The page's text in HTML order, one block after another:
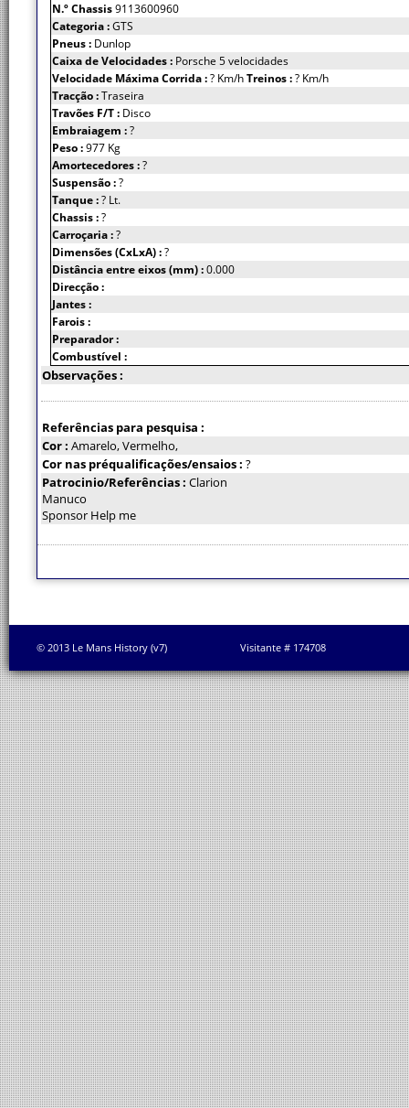
N.º Chassis9113600960
Categoria :GTS
Pneus : Dunlop
Caixa de Velocidades : Porsche 5 velocidades
Velocidade Máxima Corrida :? Km/hTreinos :? Km/h
Tracção :Traseira
Travões F/T : Disco
Embraiagem :?
Peso :977 Kg
Amortecedores :?
Suspensão :?
Tanque :? Lt.
Chassis :?
Carroçaria :?
Dimensões (CxLxA) :?
Distância entre eixos (mm) :0.000
Direcção :
Jantes :
Farois :
Preparador :
Combustível :
Observações :
Referências para pesquisa :
Cor : Amarelo, Vermelho,
Cor nas préqualificações/ensaios : ?
Patrocinio/Referências : Clarion
Manuco
Sponsor Help me
© 2013 Le Mans History (v7) Visitante # 174708